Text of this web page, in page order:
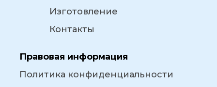
Изготовление
Контакты
Правовая информация
Политика конфиденциальности